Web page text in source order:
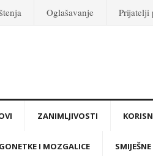
Oglašavanje Prijatelji
ZANIMLJIVOSTI
I MOZGALICE